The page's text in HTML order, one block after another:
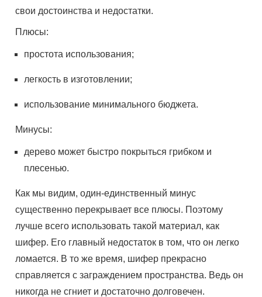
свои достоинства и недостатки.
Плюсы:
простота использования;
легкость в изготовлении;
использование минимального бюджета.
Минусы:
дерево может быстро покрыться грибком и
плесенью.
Как мы видим, один-единственный минус
существенно перекрывает все плюсы. Поэтому
лучше всего использовать такой материал, как
шифер. Его главный недостаток в том, что он легко
ломается. В то же время, шифер прекрасно
справляется с заграждением пространства. Ведь он
никогда не сгниет и достаточно долговечен.